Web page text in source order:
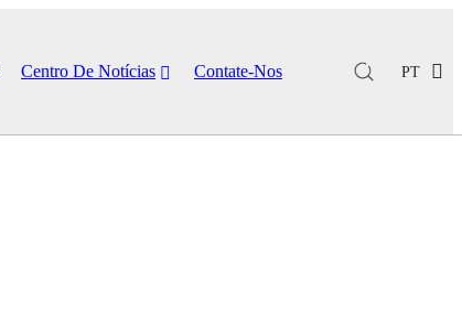
Centro De Notícias Contate-Nos PT